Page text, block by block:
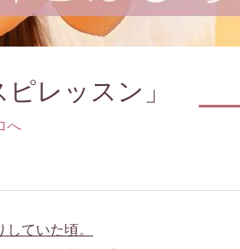
レッスン」
へ
ていた頃。